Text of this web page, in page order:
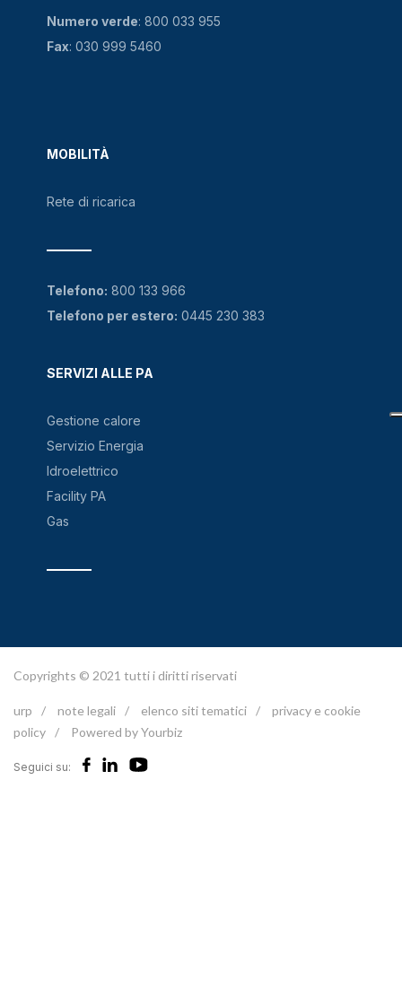
MOBILITÀ
Rete di ricarica
SERVIZI ALLE PA
Gestione calore
Servizio Energia
Idroelettrico
Facility PA
Gas
Numero verde: 800 033 955
Fax: 030 999 5460
Telefono: 800 133 966
Telefono per estero: 0445 230 383
Copyrights © 2021 tutti i diritti riservati
urp / note legali / elenco siti tematici /
privacy e cookie
policy / Powered by Yourbiz
Seguici su: